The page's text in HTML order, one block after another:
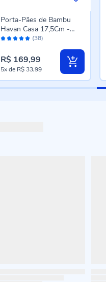
Avaliação: (38)
Porta-Pães de Bambu
Havan Casa 17,5Cm -
Bambu
R$ 169,99
5xde R$ 33,99